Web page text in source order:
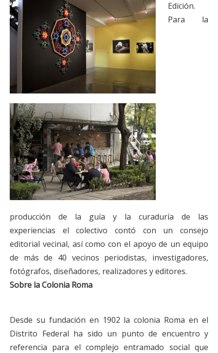
Edición.
Para la
producción de la guía y la curaduría de las
experiencias el colectivo contó con un consejo
editorial vecinal, así como con el apoyo de un equipo
de más de 40 vecinos periodistas, investigadores,
fotógrafos, diseñadores, realizadores y editores.
Sobre la Colonia Roma
Desde su fundación en 1902 la colonia Roma en el
Distrito Federal ha sido un punto de encuentro y
referencia para el complejo entramado social que